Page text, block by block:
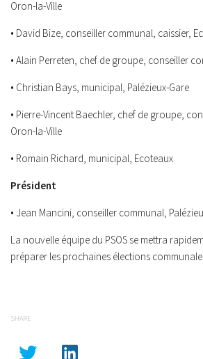
Oron-la-Ville
• David Bize, conseiller communal, caissier,
• Alain Perreten, chef de groupe, conseiller
• Christian Bays, municipal, Palézieux-Gare
• Pierre-Vincent Baechler, chef de groupe,
Oron-la-Ville
• Romain Richard, municipal, Ecoteaux
Président
• Jean Mancini, conseiller communal,
La nouvelle équipe du PSOS se mettra
préparer les prochaines élections
SHARE